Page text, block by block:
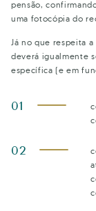
pensão,
uma fotocópia do
Já no que respeita
deverá igualmente
específica (e em